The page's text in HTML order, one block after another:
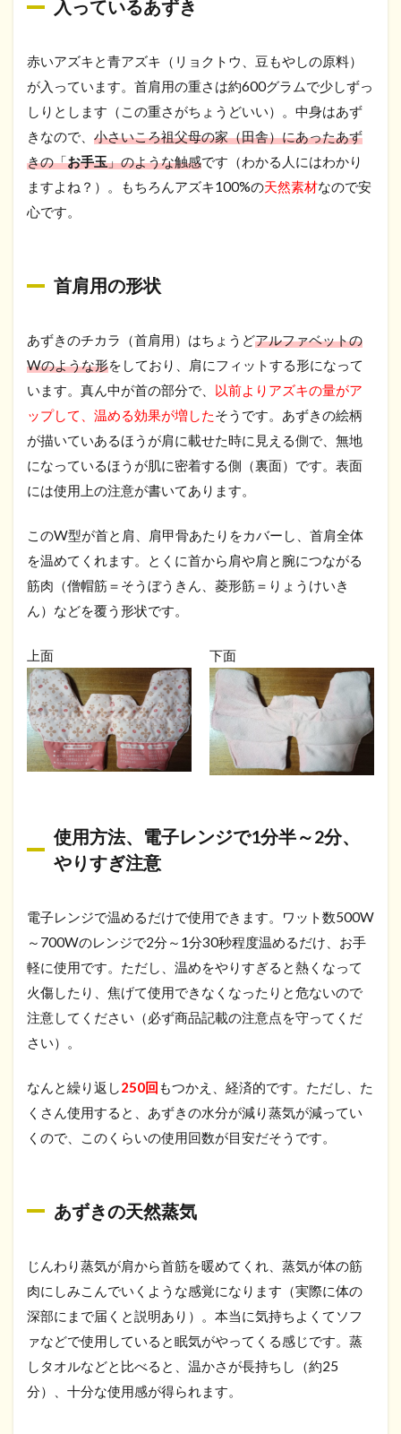
入っているあずき
赤いアズキと青アズキ（リョクトウ、豆もやしの原料）
が入っています。首肩用の重さは約600グラムで少しずっ
しりとします（この重さがちょうどいい）。中身はあず
きなので、 小さいころ祖父母の家（田舎）にあったあず
きの「お手玉」のような触感です（わかる人にはわかり
ますよね？）。もちろんアズキ100%の天然素材なので安
心です。
首肩用の形状
あずきのチカラ（首肩用）はちょうどアルファベットの
Wのような形をしており、肩にフィットする形になって
います。真ん中が首の部分で、 以前よりアズキの量がア
ップして、温める効果が増したそうです。あずきの絵柄
が描いていあるほうが肩に載せた時に見える側で、無地
になっているほうが肌に密着する側（裏面）です。表面
には使用上の注意が書いてあります。
このW型が首と肩、肩甲骨あたりをカバーし、首肩全体
を温めてくれます。とくに首から肩や肩と腕につながる
筋肉（僧帽筋＝そうぼうきん、菱形筋＝りょうけいき
ん）などを覆う形状です。
上面 下面
使用方法、電子レンジで1分半～2分、
やりすぎ注意
電子レンジで温めるだけで使用できます。ワット数500W
～700Wのレンジで2分～1分30秒程度温めるだけ、お手
軽に使用です。ただし、温めをやりすぎると熱くなって
火傷したり、焦げて使用できなくなったりと危ないので
注意してください（必ず商品記載の注意点を守ってくだ
さい）。
なんと繰り返し250回もつかえ、経済的です。ただし、た
くさん使用すると、あずきの水分が減り蒸気が減ってい
くので、このくらいの使用回数が目安だそうです。
あずきの天然蒸気
じんわり蒸気が肩から首筋を暖めてくれ、蒸気が体の筋
肉にしみこんでいくような感覚になります（実際に体の
深部にまで届くと説明あり）。本当に気持ちよくてソフ
ァなどで使用していると眠気がやってくる感じです。蒸
しタオルなどと比べると、温かさが長持ちし（約25
分）、十分な使用感が得られます。